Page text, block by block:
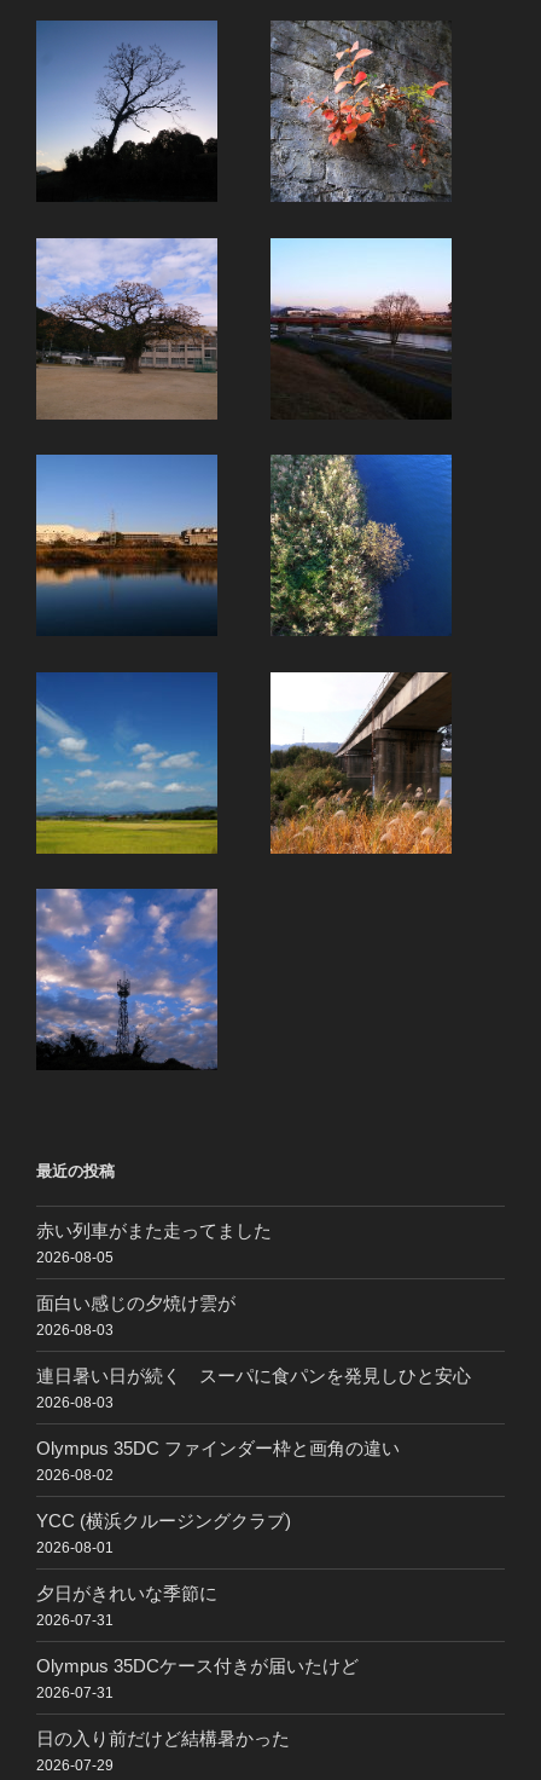
最近の投稿
赤い列車がまた走ってました
2026-08-05
面白い感じの夕焼け雲が
2026-08-03
連日暑い日が続く スーパに食パンを発見しひと安心
2026-08-03
Olympus 35DC ファインダー枠と画角の違い
2026-08-02
YCC (横浜クルージングクラブ)
2026-08-01
夕日がきれいな季節に
2026-07-31
Olympus 35DCケース付きが届いたけど
2026-07-31
日の入り前だけど結構暑かった
2026-07-29